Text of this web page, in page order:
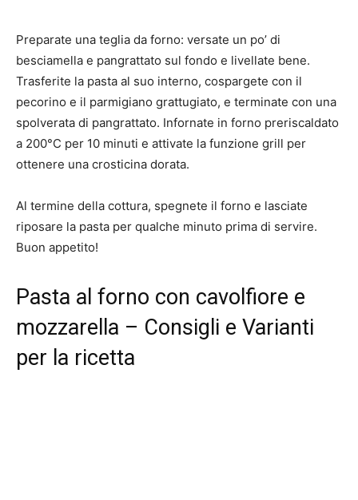
Preparate una teglia da forno: versate un po’ di
besciamella e pangrattato sul fondo e livellate bene.
Trasferite la pasta al suo interno, cospargete con il
pecorino e il parmigiano grattugiato, e terminate con una
spolverata di pangrattato. Infornate in forno preriscaldato
a 200°C per 10 minuti e attivate la funzione grill per
ottenere una crosticina dorata.
Al termine della cottura, spegnete il forno e lasciate
riposare la pasta per qualche minuto prima di servire.
Buon appetito!
Pasta al forno con cavolfiore e
mozzarella – Consigli e Varianti
per la ricetta